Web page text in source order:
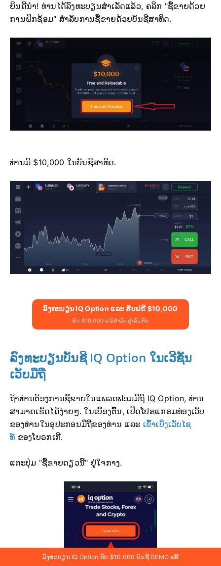
ຍິນດີນຳ! ທ່ານໄດ້ລົງທະບຽນສຳເລັດແລ້ວ, ຄລິກ "ຊື້ຂາຍດ້ວຍ
ການຝຶກຊ້ອມ" ສຳລັບການຊື້ຂາຍດ້ວຍບັນຊີສາທິດ.
ທ່ານມີ $10,000 ໃນບັນຊີສາທິດ.
ລົງທະບຽນ IQ Option ແລະ ຮັບຟຣີ $10,000
ຮັບ $10,000 ຟຣີສຳລັບຜູ້ເລີ່ມຕົ້ນ
ລົງທະບຽນບັນຊີ IQ Option ໃນເວີຊັນ
ເວັບມືຖື
ຖ້າທ່ານຕ້ອງການຊື້ຂາຍໃນແພລດຟອມມືຖື IQ Option, ທ່ານ
ສາມາດເຮັດໄດ້ງ່າຍໆ. ໃນເບື້ອງຕົ້ນ, ເປີດໂປຣແກຣມທ່ອງເວັບ
ຂອງທ່ານໃນອຸປະກອນມືຖືຂອງທ່ານ ແລະ ເຂົ້າເບິ່ງເວັບໄຊ
ທ໌ ຂອງໂບຣກເກີ.
ແຕະປຸ່ມ "ຊື້ຂາຍດຽວນີ້" ຢູ່ໃຈກາງ.
ລົງທະບຽນ IQ Option ຮັບ $10,000 ບັນຊີ DEMO ຟຣີ